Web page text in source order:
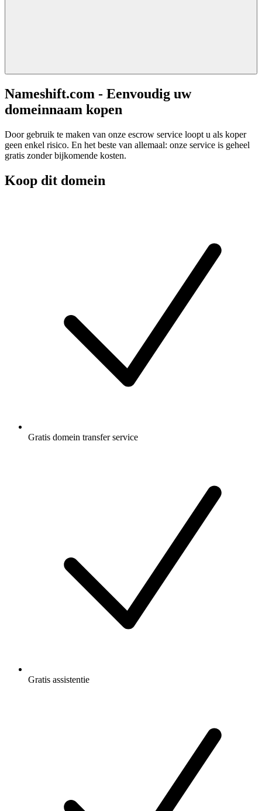
Nameshift.com - Eenvoudig uw
domeinnaam kopen
Door gebruik te maken van onze escrow service loopt u als koper
geen enkel risico. En het beste van allemaal: onze service is geheel
gratis zonder bijkomende kosten.
Koop dit domein
Gratis domein transfer service
Gratis assistentie